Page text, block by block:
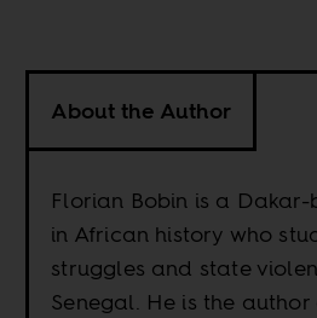
About the Author
Florian Bobin is a
in African history who
struggles and state
Senegal. He is the